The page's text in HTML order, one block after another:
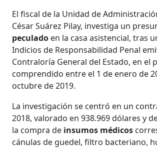
El fiscal de la Unidad de
César Suárez Pilay, investiga un
peculado en la casa asistencial, tras
Indicios de Responsabilidad Penal
Contraloría General del Estado, en el
comprendido entre el 1 de enero de
octubre de 2019.
La investigación se centró en un
2018, valorado en 938.969 dólares y
la compra de insumos médicos
cánulas de guedel, filtro bacteriano,